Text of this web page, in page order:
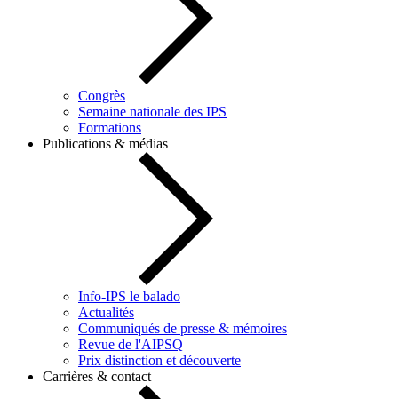
Congrès
Semaine nationale des IPS
Formations
Publications & médias
Info-IPS le balado
Actualités
Communiqués de presse & mémoires
Revue de l'AIPSQ
Prix distinction et découverte
Carrières & contact